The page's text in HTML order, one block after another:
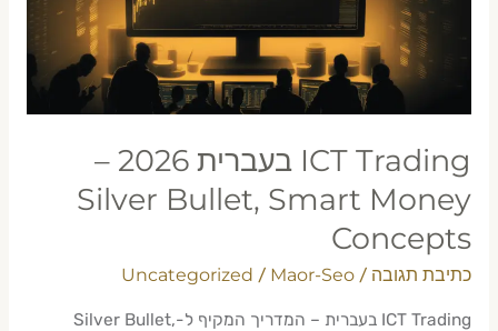
ICT Trading בעברית 2026 –
Silver Bullet, Smart Money
Concepts
כתיבת תגובה /
Uncategorized / Maor-Seo
ICT Trading בעברית – המדריך המקיף ל-Silver Bullet,
Silver
Bullet,
Smart